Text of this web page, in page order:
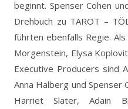
beginnt. Spenser Cohen
Drehbuch zu TAROT –
führten ebenfalls Regie.
Morgenstein, Elysa
Executive Producers sind
Anna Halberg und Spenser
Harriet Slater, Adain